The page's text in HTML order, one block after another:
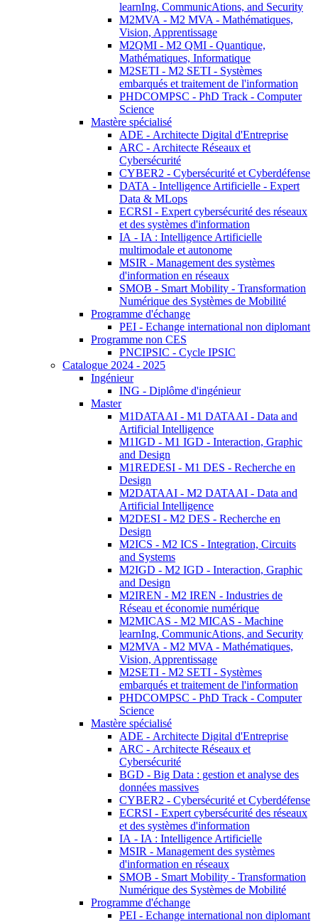
learnIng, CommunicAtions, and Security
M2MVA - M2 MVA - Mathématiques,
Vision, Apprentissage
M2QMI - M2 QMI - Quantique,
Mathématiques, Informatique
M2SETI - M2 SETI - Systèmes
embarqués et traitement de l'information
PHDCOMPSC - PhD Track - Computer
Science
Mastère spécialisé
ADE - Architecte Digital d'Entreprise
ARC - Architecte Réseaux et
Cybersécurité
CYBER2 - Cybersécurité et Cyberdéfense
DATA - Intelligence Artificielle - Expert
Data & MLops
ECRSI - Expert cybersécurité des réseaux
et des systèmes d'information
IA - IA : Intelligence Artificielle
multimodale et autonome
MSIR - Management des systèmes
d'information en réseaux
SMOB - Smart Mobility - Transformation
Numérique des Systèmes de Mobilité
Programme d'échange
PEI - Echange international non diplomant
Programme non CES
PNCIPSIC - Cycle IPSIC
Catalogue 2024 - 2025
Ingénieur
ING - Diplôme d'ingénieur
Master
M1DATAAI - M1 DATAAI - Data and
Artificial Intelligence
M1IGD - M1 IGD - Interaction, Graphic
and Design
M1REDESI - M1 DES - Recherche en
Design
M2DATAAI - M2 DATAAI - Data and
Artificial Intelligence
M2DESI - M2 DES - Recherche en
Design
M2ICS - M2 ICS - Integration, Circuits
and Systems
M2IGD - M2 IGD - Interaction, Graphic
and Design
M2IREN - M2 IREN - Industries de
Réseau et économie numérique
M2MICAS - M2 MICAS - Machine
learnIng, CommunicAtions, and Security
M2MVA - M2 MVA - Mathématiques,
Vision, Apprentissage
M2SETI - M2 SETI - Systèmes
embarqués et traitement de l'information
PHDCOMPSC - PhD Track - Computer
Science
Mastère spécialisé
ADE - Architecte Digital d'Entreprise
ARC - Architecte Réseaux et
Cybersécurité
BGD - Big Data : gestion et analyse des
données massives
CYBER2 - Cybersécurité et Cyberdéfense
ECRSI - Expert cybersécurité des réseaux
et des systèmes d'information
IA - IA : Intelligence Artificielle
MSIR - Management des systèmes
d'information en réseaux
SMOB - Smart Mobility - Transformation
Numérique des Systèmes de Mobilité
Programme d'échange
PEI - Echange international non diplomant